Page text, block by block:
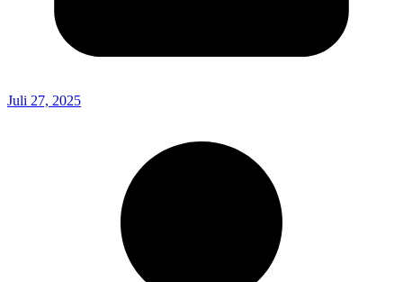
Juli 27, 2025